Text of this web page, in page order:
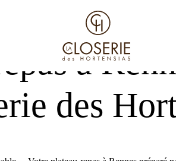
Hortensias
à
des